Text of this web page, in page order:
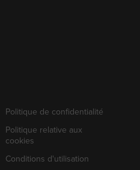
Politique de confidentialité
Politique relative aux
cookies
Conditions d'utilisation